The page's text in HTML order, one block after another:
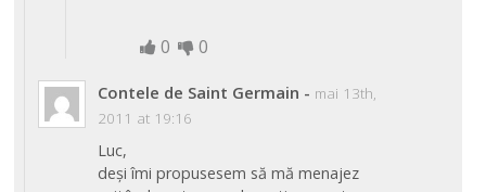
0 0
Contele de Saint Germain - mai 13th,
2011 at 19:16
Luc,
deși îmi propusesem să mă menajez